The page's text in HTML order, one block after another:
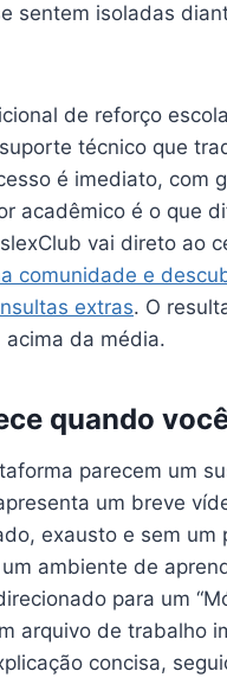
sentem isoladas
de reforço
técnico que
é imediato, com
acadêmico é o que
vai direto ao
comunidade e
extras. O
da média.
quando
parecem um
um breve
exausto e sem um
ambiente de
para um
arquivo de trabalho
concisa,